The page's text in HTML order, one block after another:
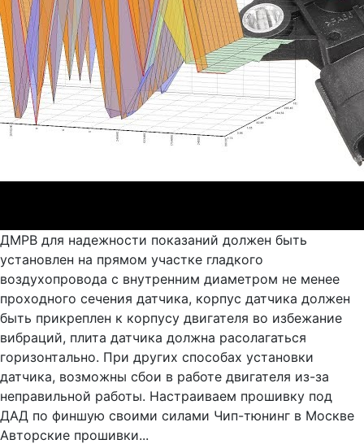
ДМРВ для надежности показаний должен быть
установлен на прямом участке гладкого
воздухопровода с внутренним диаметром не менее
проходного сечения датчика, корпус датчика должен
быть прикреплен к корпусу двигателя во избежание
вибраций, плита датчика должна расолагаться
горизонтально. При других способах установки
датчика, возможны сбои в работе двигателя из-за
неправильной работы. Настраиваем прошивку под
ДАД по финшую своими силами Чип-тюнинг в Москве
Авторские прошивки...